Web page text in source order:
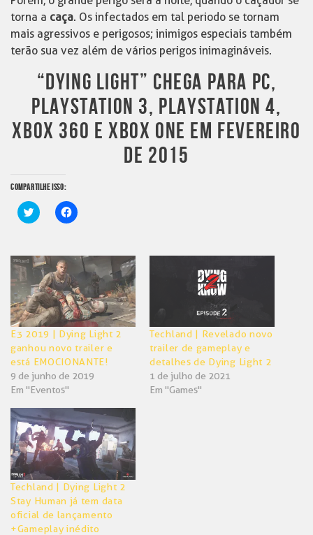
torna a caça. Os infectados em tal periodo se tornam
mais agressivos e perigosos; inimigos especiais também
terão sua vez além de vários perigos inimagináveis.
“DYING LIGHT” CHEGA PARA PC,
PLAYSTATION 3, PLAYSTATION 4,
XBOX 360 E XBOX ONE EM FEVEREIRO
DE 2015
COMPARTILHE ISSO:
Clique
para
em
nova
janela)
Clique
para
em
nova
janela)
E3 2019 | Dying Light 2
ganhou novo trailer e
está EMOCIONANTE!
9 de junho de 2019
Em "Eventos"
Techland | Revelado novo
trailer de gameplay e
detalhes de Dying Light 2
1 de julho de 2021
Em "Games"
Techland | Dying Light 2
Stay Human já tem data
oficial de lançamento
+Gameplay inédito